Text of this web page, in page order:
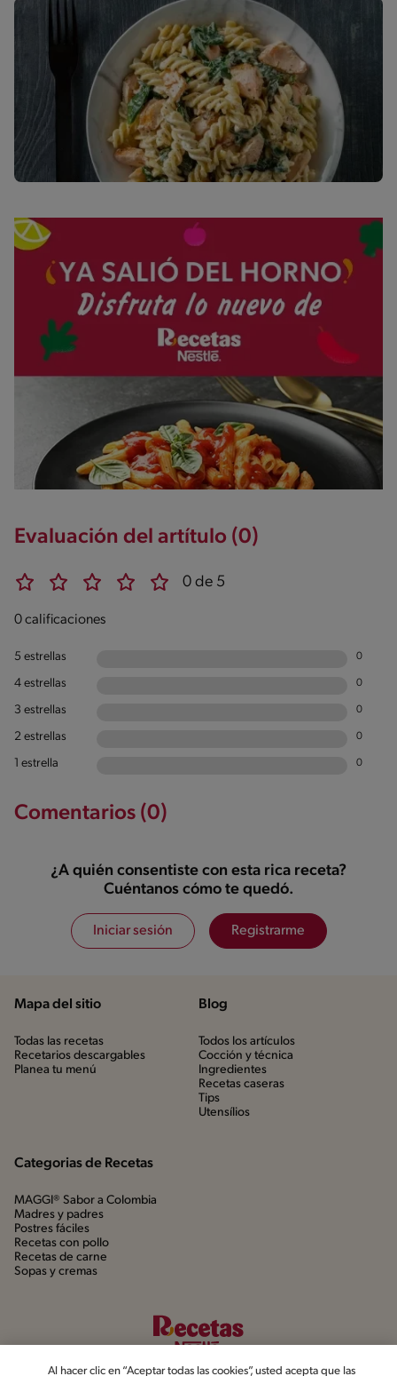
Evaluación del artítulo (0)
0 de 5
0 calificaciones
5 estrellas 0
4 estrellas 0
3 estrellas 0
2 estrellas 0
1 estrella 0
Comentarios (0)
¿A quién consentiste con esta rica receta?
Cuéntanos cómo te quedó.
Iniciar sesión Registrarme
Mapa del sitio
Todas las recetas
Recetarios descargables
Planea tu menú
Blog
Todos los artículos
Cocción y técnica
Ingredientes
Recetas caseras
Tips
Utensílios
Categorias de Recetas
MAGGI® Sabor a Colombia
Madres y padres
Postres fáciles
Recetas con pollo
Recetas de carne
Sopas y cremas
Al hacer clic en “Aceptar todas las cookies”, usted acepta que las